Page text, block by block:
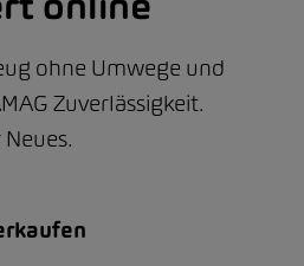
ohne Umwege und
Zuverlässigkeit.